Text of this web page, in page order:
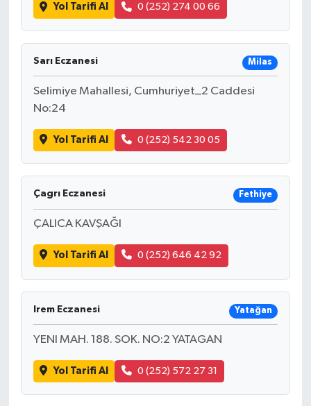
Yol Tarifi Al 0 (252) 274 00 66
Sarı Eczanesi Milas
Selimiye Mahallesi, Cumhuriyet_2 Caddesi
No:24
Yol Tarifi Al 0 (252) 542 30 05
Çagrı Eczanesi Fethiye
ÇALICA KAVŞAĞI
Yol Tarifi Al 0 (252) 646 42 92
Irem Eczanesi Yatağan
YENI MAH. 188. SOK. NO:2 YATAGAN
Yol Tarifi Al 0 (252) 572 27 31